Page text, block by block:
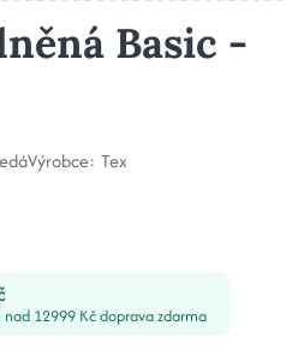
Basic -
Výrobce: Tex
nad 12999 Kč doprava zdarma